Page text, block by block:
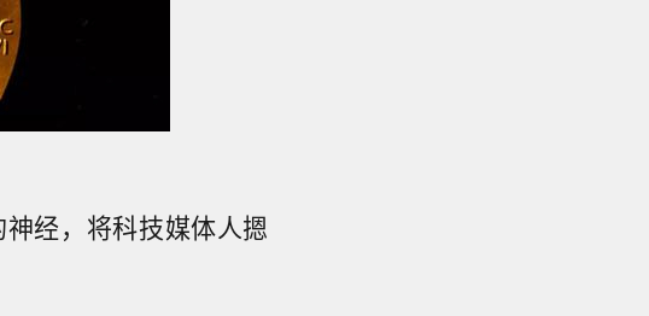
经，将科技媒体人摁